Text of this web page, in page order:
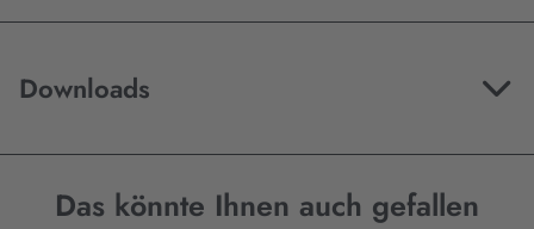
Downloads
Das könnte Ihnen auch gefallen